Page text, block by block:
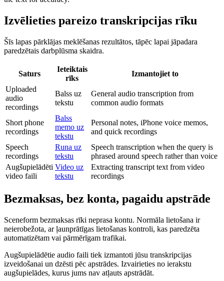
Izvēlieties pareizo transkripcijas rīku
Šīs lapas pārklājas meklēšanas rezultātos, tāpēc lapai jāpadara
paredzētais darbplūsma skaidra.
Saturs
Ieteiktais
rīks
Izmantojiet to
Uploaded
audio
recordings
Balss uz
tekstu
General audio transcription from
common audio formats
Short phone
recordings
Balss
memo uz
tekstu
Personal notes, iPhone voice memos,
and quick recordings
Speech
recordings
Runa uz
tekstu
Speech transcription when the query is
phrased around speech rather than voice
Augšupielādēti
video faili
Video uz
tekstu
Extracting transcript text from video
recordings
Bezmaksas, bez konta, pagaidu apstrāde
Sceneform bezmaksas rīki neprasa kontu. Normāla lietošana ir
neierobežota, ar ļaunprātīgas lietošanas kontroli, kas paredzēta
automatizētam vai pārmērīgam trafikai.
Augšupielādētie audio faili tiek izmantoti jūsu transkripcijas
izveidošanai un dzēsti pēc apstrādes. Izvairieties no ierakstu
augšupielādes, kurus jums nav atļauts apstrādāt.